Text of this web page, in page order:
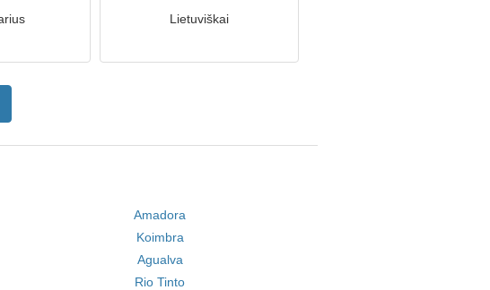
Lietuviškai
Amadora
Koimbra
Agualva
Rio Tinto